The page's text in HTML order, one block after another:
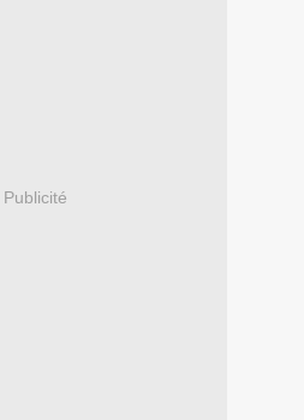
Publicité